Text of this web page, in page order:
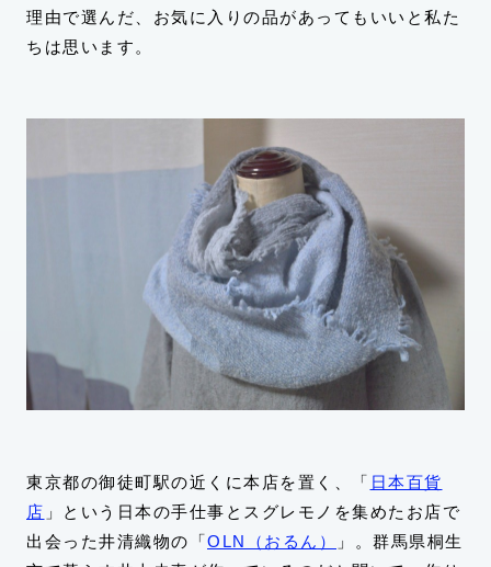
理由で選んだ、お気に入りの品があってもいいと私た
ちは思います。
東京都の御徒町駅の近くに本店を置く、「 日本百貨
店 」という日本の手仕事とスグレモノを集めたお店で
出会った井清織物の「 OLN（おるん）
」。群馬県桐生